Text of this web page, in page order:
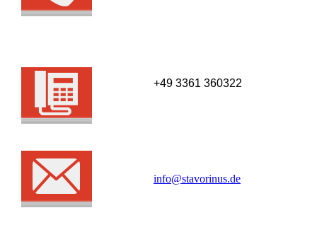
+49 3361 360322
info@stavorinus.de